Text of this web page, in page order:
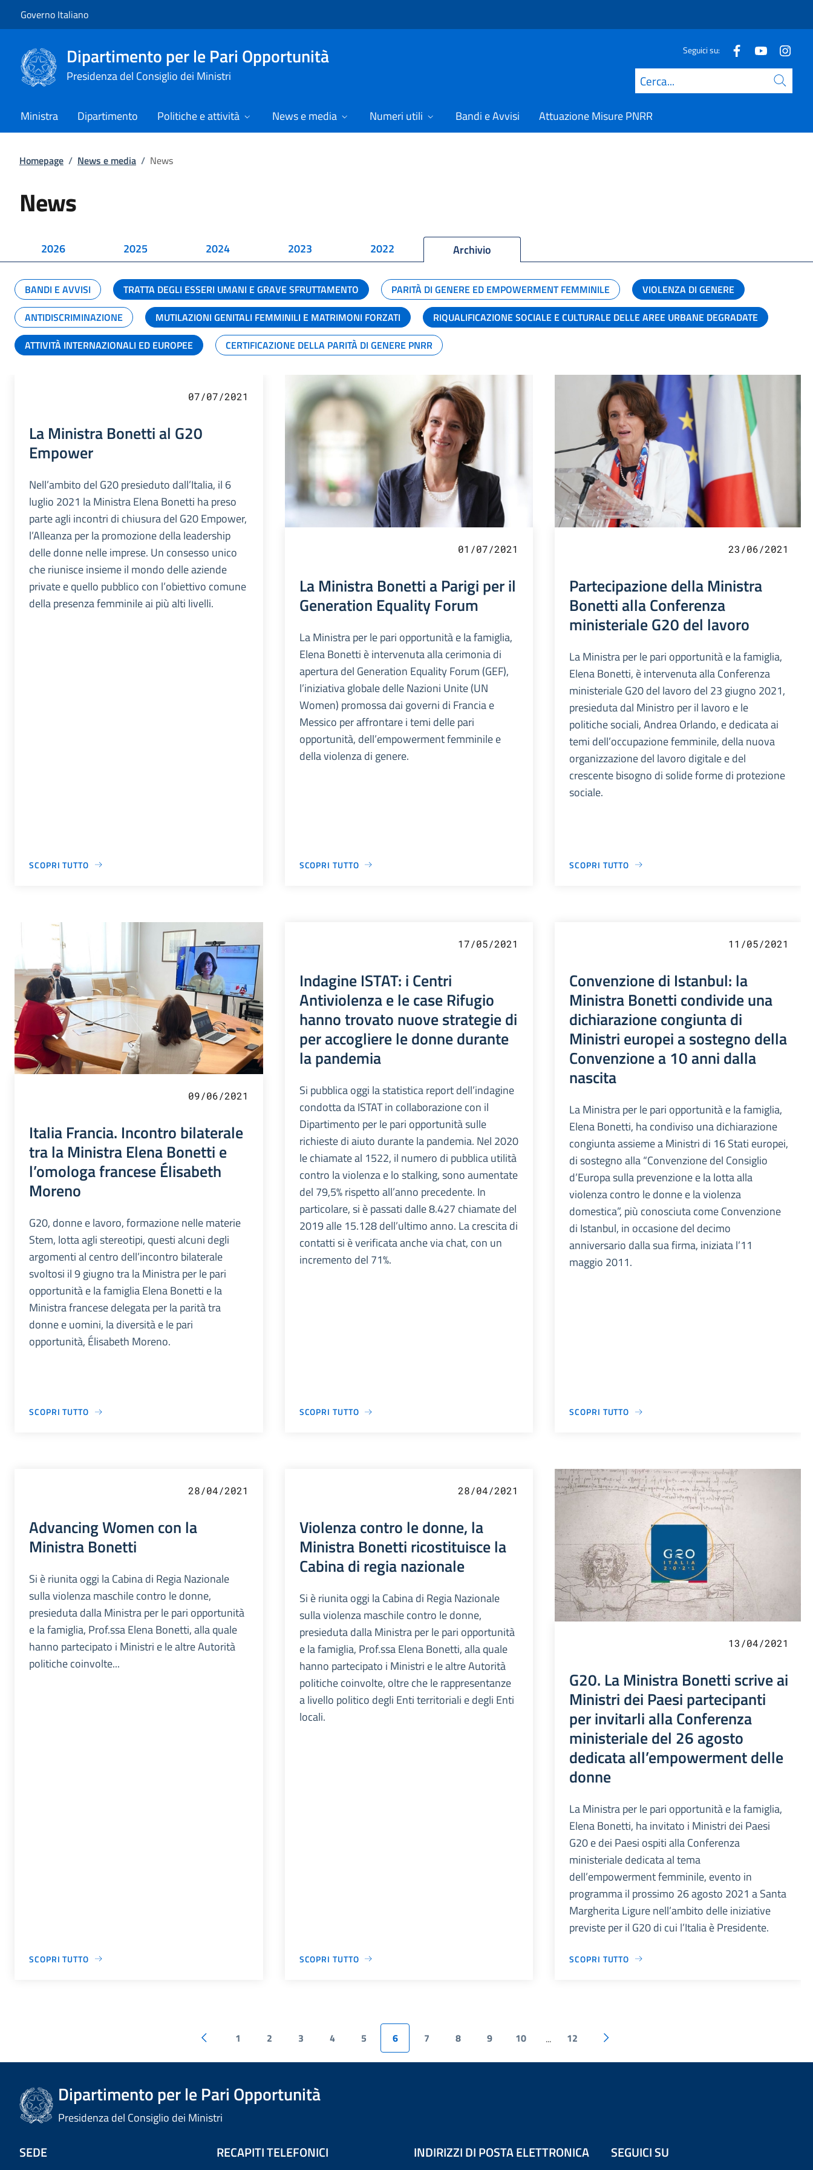
Governo Italiano
Dipartimento per le Pari Opportunità
Presidenza del Consiglio dei Ministri
Seguici su:
Cerca
Ministra Dipartimento Politiche e attività News e media Numeri utili Bandi e Avvisi Attuazione Misure PNRR
Homepage / News e media / News
News
2026 2025 2024 2023 2022 Archivio
BANDI E AVVISI TRATTA DEGLI ESSERI UMANI E GRAVE SFRUTTAMENTO PARITÀ DI GENERE ED EMPOWERMENT FEMMINILE
VIOLENZA DI GENERE
ANTIDISCRIMINAZIONE
MUTILAZIONI GENITALI FEMMINILI E MATRIMONI FORZATI
RIQUALIFICAZIONE SOCIALE E CULTURALE DELLE AREE URBANE DEGRADATE
ATTIVITÀ INTERNAZIONALI ED EUROPEE
CERTIFICAZIONE DELLA PARITÀ DI GENERE PNRR
07/07/2021
La Ministra Bonetti al G20
Empower
Nell’ambito del G20 presieduto dall’Italia, il 6
luglio 2021 la Ministra Elena Bonetti ha preso
parte agli incontri di chiusura del G20 Empower,
l’Alleanza per la promozione della leadership
delle donne nelle imprese. Un consesso unico
che riunisce insieme il mondo delle aziende
private e quello pubblico con l’obiettivo comune
della presenza femminile ai più alti livelli.
SCOPRI TUTTO
01/07/2021
La Ministra Bonetti a Parigi per il
Generation Equality Forum
La Ministra per le pari opportunità e la famiglia,
Elena Bonetti è intervenuta alla cerimonia di
apertura del Generation Equality Forum (GEF),
l’iniziativa globale delle Nazioni Unite (UN
Women) promossa dai governi di Francia e
Messico per affrontare i temi delle pari
opportunità, dell’empowerment femminile e
della violenza di genere.
SCOPRI TUTTO
23/06/2021
Partecipazione della Ministra
Bonetti alla Conferenza
ministeriale G20 del lavoro
La Ministra per le pari opportunità e la famiglia,
Elena Bonetti, è intervenuta alla Conferenza
ministeriale G20 del lavoro del 23 giugno 2021,
presieduta dal Ministro per il lavoro e le
politiche sociali, Andrea Orlando, e dedicata ai
temi dell’occupazione femminile, della nuova
organizzazione del lavoro digitale e del
crescente bisogno di solide forme di protezione
sociale.
SCOPRI TUTTO
09/06/2021
Italia Francia. Incontro bilaterale
tra la Ministra Elena Bonetti e
l’omologa francese Élisabeth
Moreno
G20, donne e lavoro, formazione nelle materie
Stem, lotta agli stereotipi, questi alcuni degli
argomenti al centro dell’incontro bilaterale
svoltosi il 9 giugno tra la Ministra per le pari
opportunità e la famiglia Elena Bonetti e la
Ministra francese delegata per la parità tra
donne e uomini, la diversità e le pari
opportunità, Élisabeth Moreno.
SCOPRI TUTTO
17/05/2021
Indagine ISTAT: i Centri
Antiviolenza e le case Rifugio
hanno trovato nuove strategie di
per accogliere le donne durante
la pandemia
Si pubblica oggi la statistica report dell’indagine
condotta da ISTAT in collaborazione con il
Dipartimento per le pari opportunità sulle
richieste di aiuto durante la pandemia. Nel 2020
le chiamate al 1522, il numero di pubblica utilità
contro la violenza e lo stalking, sono aumentate
del 79,5% rispetto all’anno precedente. In
particolare, si è passati dalle 8.427 chiamate del
2019 alle 15.128 dell’ultimo anno. La crescita di
contatti si è verificata anche via chat, con un
incremento del 71%.
SCOPRI TUTTO
11/05/2021
Convenzione di Istanbul: la
Ministra Bonetti condivide una
dichiarazione congiunta di
Ministri europei a sostegno della
Convenzione a 10 anni dalla
nascita
La Ministra per le pari opportunità e la famiglia,
Elena Bonetti, ha condiviso una dichiarazione
congiunta assieme a Ministri di 16 Stati europei,
di sostegno alla “Convenzione del Consiglio
d’Europa sulla prevenzione e la lotta alla
violenza contro le donne e la violenza
domestica”, più conosciuta come Convenzione
di Istanbul, in occasione del decimo
anniversario dalla sua firma, iniziata l’11
maggio 2011.
SCOPRI TUTTO
28/04/2021
Advancing Women con la
Ministra Bonetti
Si è riunita oggi la Cabina di Regia Nazionale
sulla violenza maschile contro le donne,
presieduta dalla Ministra per le pari opportunità
e la famiglia, Prof.ssa Elena Bonetti, alla quale
hanno partecipato i Ministri e le altre Autorità
politiche coinvolte...
SCOPRI TUTTO
28/04/2021
Violenza contro le donne, la
Ministra Bonetti ricostituisce la
Cabina di regia nazionale
Si è riunita oggi la Cabina di Regia Nazionale
sulla violenza maschile contro le donne,
presieduta dalla Ministra per le pari opportunità
e la famiglia, Prof.ssa Elena Bonetti, alla quale
hanno partecipato i Ministri e le altre Autorità
politiche coinvolte, oltre che le rappresentanze
a livello politico degli Enti territoriali e degli Enti
locali.
SCOPRI TUTTO
13/04/2021
G20. La Ministra Bonetti scrive ai
Ministri dei Paesi partecipanti
per invitarli alla Conferenza
ministeriale del 26 agosto
dedicata all’empowerment delle
donne
La Ministra per le pari opportunità e la famiglia,
Elena Bonetti, ha invitato i Ministri dei Paesi
G20 e dei Paesi ospiti alla Conferenza
ministeriale dedicata al tema
dell’empowerment femminile, evento in
programma il prossimo 26 agosto 2021 a Santa
Margherita Ligure nell’ambito delle iniziative
previste per il G20 di cui l’Italia è Presidente.
SCOPRI TUTTO
1 2 3 4 5 6 7 8 9 10 ... 12
Dipartimento per le Pari Opportunità
Presidenza del Consiglio dei Ministri
SEDE RECAPITI TELEFONICI INDIRIZZI DI POSTA ELETTRONICA SEGUICI SU